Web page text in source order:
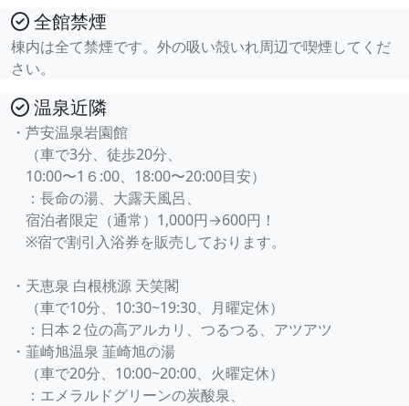
全館禁煙
棟内は全て禁煙です。外の吸い殻いれ周辺で喫煙してくだ
さい。
温泉近隣
・芦安温泉岩園館
（車で3分、徒歩20分、
10:00〜1６:00、18:00〜20:00目安）
：長命の湯、大露天風呂、
宿泊者限定（通常）1,000円→600円！
※宿で割引入浴券を販売しております。
・天恵泉 白根桃源 天笑閣
（車で10分、10:30~19:30、月曜定休）
：日本２位の高アルカリ、つるつる、アツアツ
・韮崎旭温泉 韮崎旭の湯
（車で20分、10:00~20:00、火曜定休）
：エメラルドグリーンの炭酸泉、